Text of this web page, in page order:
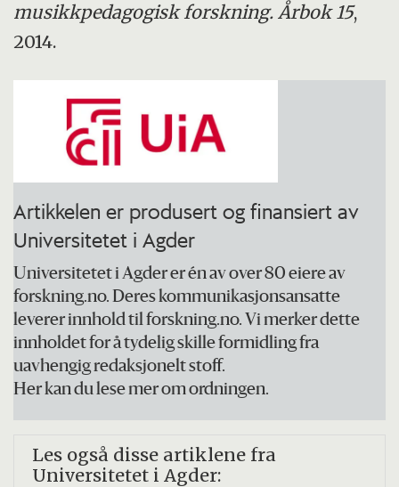
musikkpedagogisk forskning. Årbok 15,
2014.
Artikkelen er produsert og finansiert av
Universitetet i Agder
Universitetet i Agder er én av over 80 eiere av
forskning.no. Deres kommunikasjonsansatte
leverer innhold til forskning.no. Vi merker dette
innholdet for å tydelig skille formidling fra
uavhengig redaksjonelt stoff.
Her kan du lese mer om ordningen.
Les også disse artiklene fra
Universitetet i Agder: